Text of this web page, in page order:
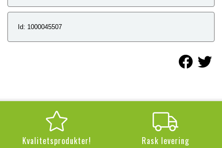
Id: 1000045507
Kvalitetsprodukter! Rask levering